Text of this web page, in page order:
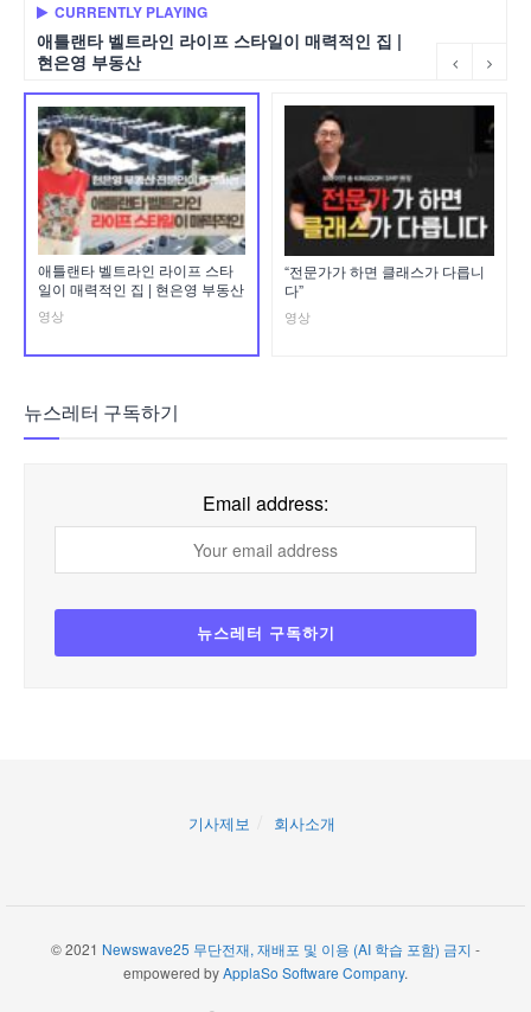
CURRENTLY PLAYING
애틀랜타 벨트라인 라이프 스타일이 매력적인 집 |
현은영 부동산
애틀랜타 벨트라인 라이프 스타
일이 매력적인 집 | 현은영 부동산
영상
“전문가가 하면 클래스가 다릅니
다”
영상
뉴스레터 구독하기
Email address:
기사제보 회사소개
© 2021 Newswave25 무단전재, 재배포 및 이용 (AI 학습 포함) 금지 -
empowered byApplaSo Software Company.